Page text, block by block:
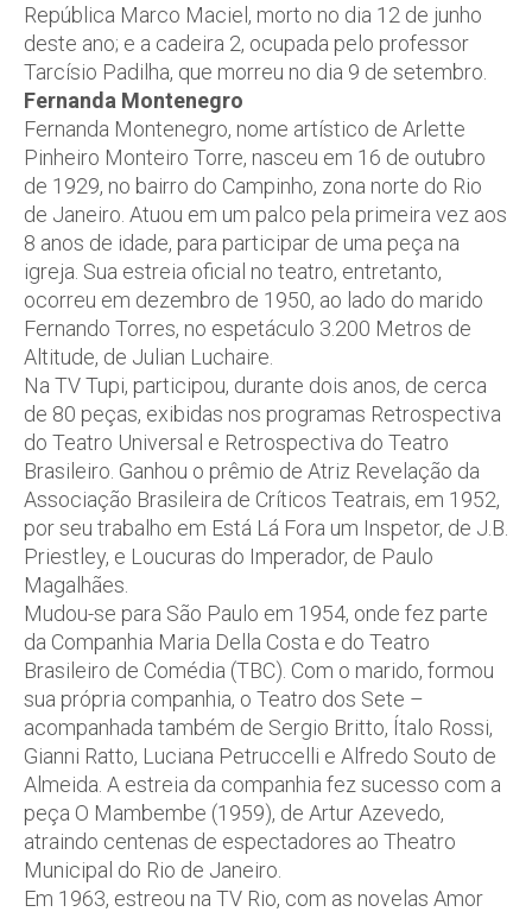
República Marco Maciel, morto no dia 12 de junho
deste ano; e a cadeira 2, ocupada pelo professor
Tarcísio Padilha, que morreu no dia 9 de setembro.
Fernanda Montenegro
Fernanda Montenegro, nome artístico de Arlette
Pinheiro Monteiro Torre, nasceu em 16 de outubro
de 1929, no bairro do Campinho, zona norte do Rio
de Janeiro. Atuou em um palco pela primeira vez aos
8 anos de idade, para participar de uma peça na
igreja. Sua estreia oficial no teatro, entretanto,
ocorreu em dezembro de 1950, ao lado do marido
Fernando Torres, no espetáculo 3.200 Metros de
Altitude, de Julian Luchaire.
Na TV Tupi, participou, durante dois anos, de cerca
de 80 peças, exibidas nos programas Retrospectiva
do Teatro Universal e Retrospectiva do Teatro
Brasileiro. Ganhou o prêmio de Atriz Revelação da
Associação Brasileira de Críticos Teatrais, em 1952,
por seu trabalho em Está Lá Fora um Inspetor, de J.B.
Priestley, e Loucuras do Imperador, de Paulo
Magalhães.
Mudou-se para São Paulo em 1954, onde fez parte
da Companhia Maria Della Costa e do Teatro
Brasileiro de Comédia (TBC). Com o marido, formou
sua própria companhia, o Teatro dos Sete –
acompanhada também de Sergio Britto, Ítalo Rossi,
Gianni Ratto, Luciana Petruccelli e Alfredo Souto de
Almeida. A estreia da companhia fez sucesso com a
peça O Mambembe (1959), de Artur Azevedo,
atraindo centenas de espectadores ao Theatro
Municipal do Rio de Janeiro.
Em 1963, estreou na TV Rio, com as novelas Amor